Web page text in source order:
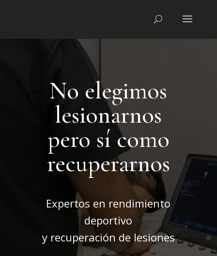
No elegimos
lesionarnos
pero sí como
recuperarnos
Expertos en rendimiento
deportivo
y recuperación de lesiones